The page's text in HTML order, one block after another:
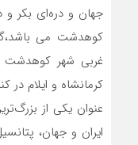
جهان و دره‌ای بکر
غربی شهر کوهدشت
کرمانشاه و ایلام در
عنوان یکی از
ایران و جهان،